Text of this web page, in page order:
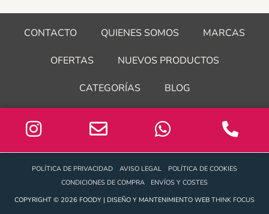
o
k
e g
a
CONTACTO QUIENES SOMOS MARCAS
OFERTAS NUEVOS PRODUCTOS
CATEGORÍAS BLOG
POLÍTICA DE PRIVACIDAD AVISO LEGAL
POLÍTICA DE COOKIES
CONDICIONES DE COMPRA
ENVÍOS Y COSTES
COPYRIGHT © 2026 FOODY | DISEÑO Y MANTENIMIENTO WEB THINK FOCUS